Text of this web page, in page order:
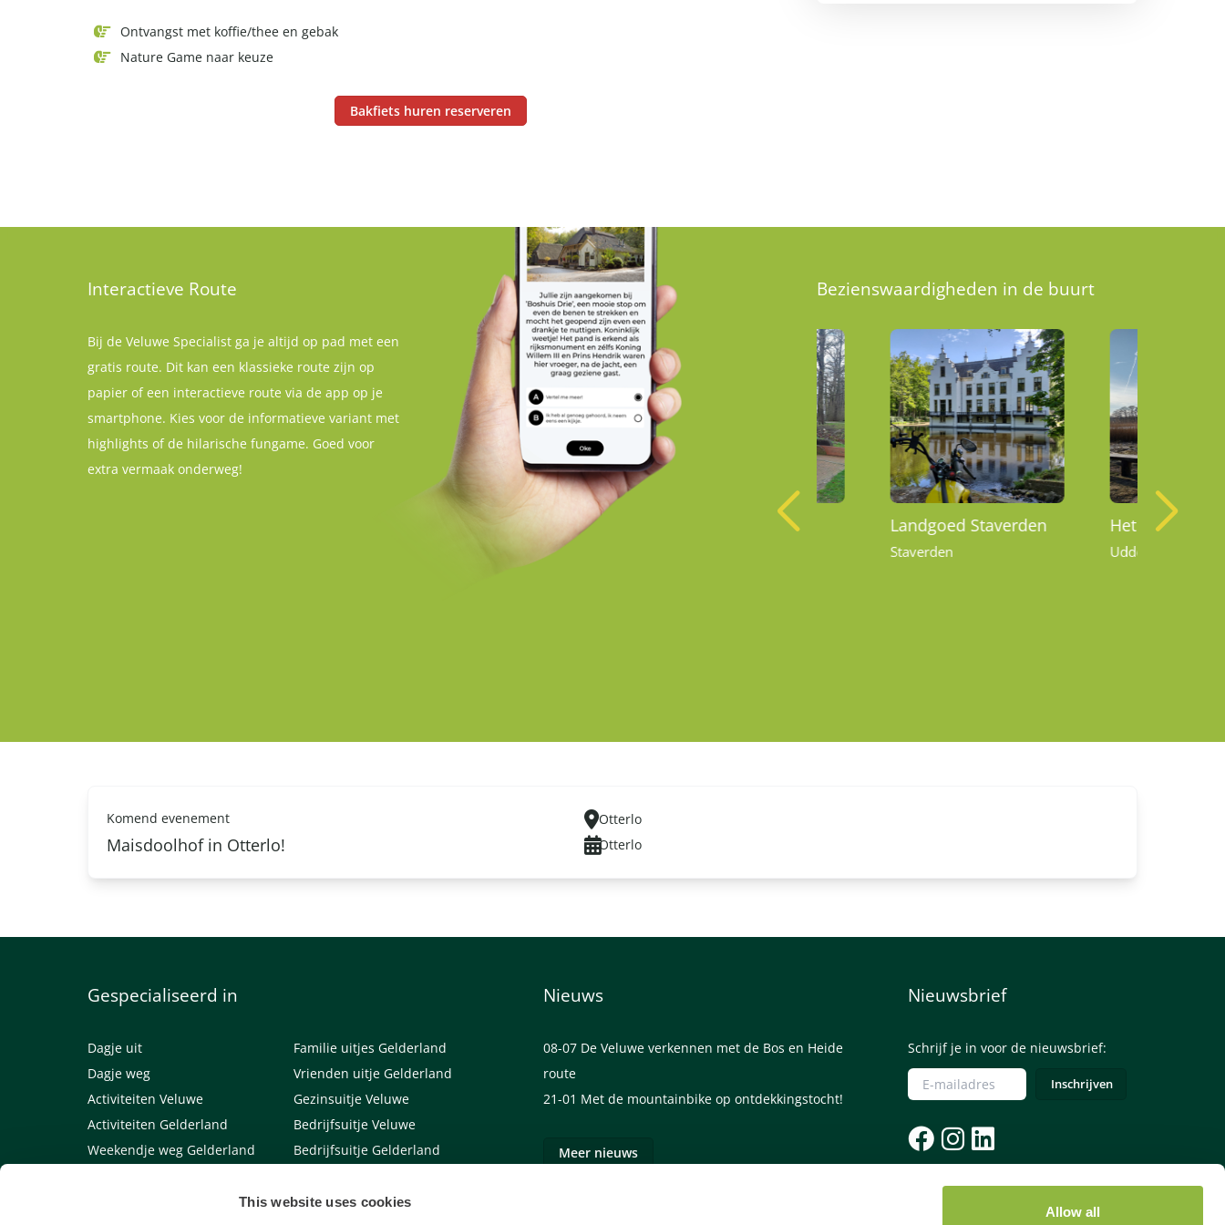
This website uses cookies
Allow all
Ontvangst met koffie/thee en gebak
Nature Game naar keuze
Bakfiets huren reserveren
Interactieve Route
Bij de Veluwe Specialist ga je altijd op pad met een
gratis route. Dit kan een klassieke route zijn op
papier of een interactieve route via de app op je
smartphone. Kies voor de informatieve variant met
highlights of de hilarische fungame. Goed voor
extra vermaak onderweg!
Bezienswaardigheden in de buurt
Kapel Staverden
Ermelo
Oliemolen Eerbeek Landgoed Staverden
Staverden
Het
Uddel
Komend evenement
Maisdoolhof in Otterlo!
Otterlo
Otterlo
Gespecialiseerd in
Dagje uit
Dagje weg
Activiteiten Veluwe
Activiteiten Gelderland
Weekendje weg Gelderland
Familie uitjes Gelderland
Vrienden uitje Gelderland
Gezinsuitje Veluwe
Bedrijfsuitje Veluwe
Bedrijfsuitje Gelderland
Nieuws
08-07 De Veluwe verkennen met de Bos en Heide
route
21-01 Met de mountainbike op ontdekkingstocht!
Meer nieuws
Nieuwsbrief
Schrijf je in voor de nieuwsbrief:
Let op: voor een telefonische reservering